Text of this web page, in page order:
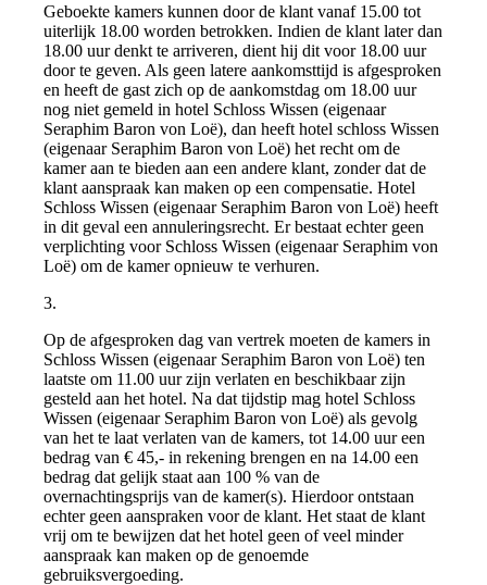
Geboekte kamers kunnen door de klant vanaf 15.00 tot
uiterlijk 18.00 worden betrokken. Indien de klant later dan
18.00 uur denkt te arriveren, dient hij dit voor 18.00 uur
door te geven. Als geen latere aankomsttijd is afgesproken
en heeft de gast zich op de aankomstdag om 18.00 uur
nog niet gemeld in hotel Schloss Wissen (eigenaar
Seraphim Baron von Loë), dan heeft hotel schloss Wissen
(eigenaar Seraphim Baron von Loë) het recht om de
kamer aan te bieden aan een andere klant, zonder dat de
klant aanspraak kan maken op een compensatie. Hotel
Schloss Wissen (eigenaar Seraphim Baron von Loë) heeft
in dit geval een annuleringsrecht. Er bestaat echter geen
verplichting voor Schloss Wissen (eigenaar Seraphim von
Loë) om de kamer opnieuw te verhuren.
3.
Op de afgesproken dag van vertrek moeten de kamers in
Schloss Wissen (eigenaar Seraphim Baron von Loë) ten
laatste om 11.00 uur zijn verlaten en beschikbaar zijn
gesteld aan het hotel. Na dat tijdstip mag hotel Schloss
Wissen (eigenaar Seraphim Baron von Loë) als gevolg
van het te laat verlaten van de kamers, tot 14.00 uur een
bedrag van € 45,- in rekening brengen en na 14.00 een
bedrag dat gelijk staat aan 100 % van de
overnachtingsprijs van de kamer(s). Hierdoor ontstaan
echter geen aanspraken voor de klant. Het staat de klant
vrij om te bewijzen dat het hotel geen of veel minder
aanspraak kan maken op de genoemde
gebruiksvergoeding.